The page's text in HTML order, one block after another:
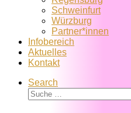
Schweinfurt
Würzburg
Partner*innen
Infobereich
Aktuelles
Kontakt
Search
Suche